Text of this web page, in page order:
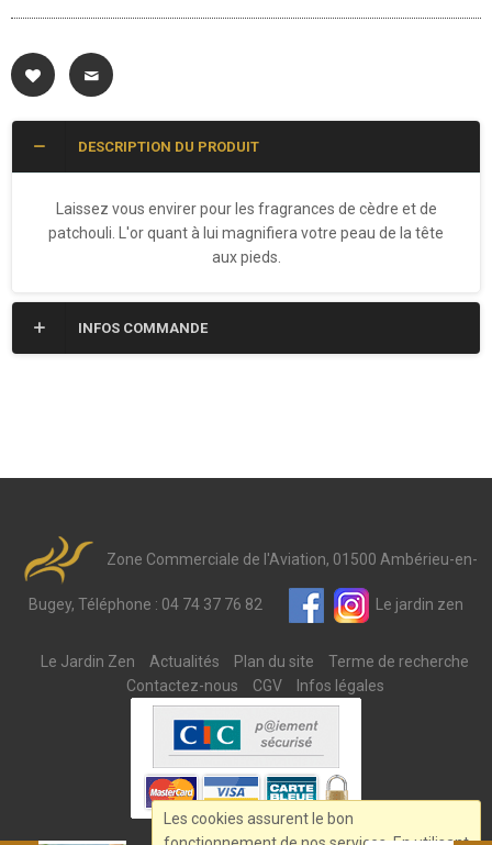
DESCRIPTION DU PRODUIT
Laissez vous envirer pour les fragrances de cèdre et de
patchouli. L'or quant à lui magnifiera votre peau de la tête
aux pieds.
INFOS COMMANDE
Zone Commerciale de l'Aviation, 01500 Ambérieu-en-
Bugey, Téléphone : 04 74 37 76 82 Le jardin zen
Le Jardin Zen Actualités Plan du site
Terme de recherche
Contactez-nous
CGV Infos légales
Les cookies assurent le bon